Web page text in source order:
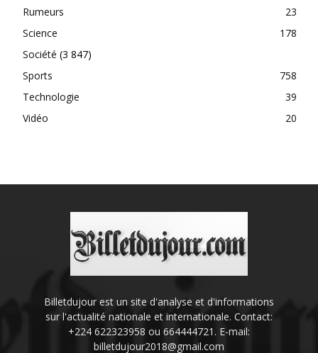
Rumeurs
23
Science
178
Société (3 847)
Sports
758
Technologie
39
Vidéo
20
Billetdujour est un site d'analyse et d'informations
sur l'actualité nationale et internationale. Contact:
+224 622323958 ou 664444721. E-mail:
billetdujour2018@gmail.com